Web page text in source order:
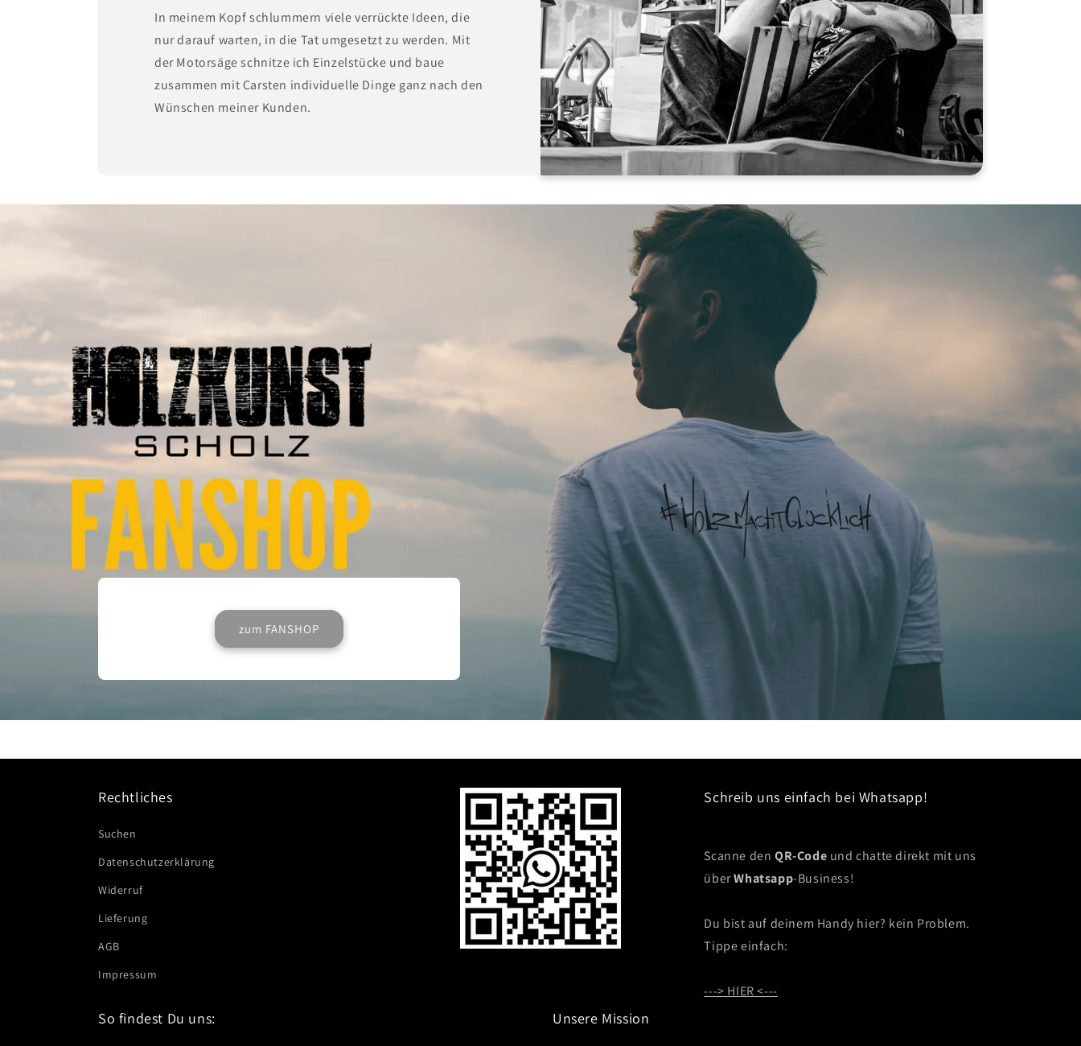
In meinem Kopf schlummern viele verrückte Ideen, die
nur darauf warten, in die Tat umgesetzt zu werden. Mit
der Motorsäge schnitze ich Einzelstücke und baue
zusammen mit Carsten individuelle Dinge ganz nach den
Wünschen meiner Kunden.
zum FANSHOP
Rechtliches
Suchen
Datenschutzerklärung
Widerruf
Lieferung
AGB
Impressum
Schreib uns einfach bei Whatsapp!
Scanne den QR-Code und chatte direkt mit uns
überWhatsapp-Business!
Du bist auf deinem Handy hier? kein Problem.
Tippe einfach:
---> HIER <---
So findest Du uns: Unsere Mission